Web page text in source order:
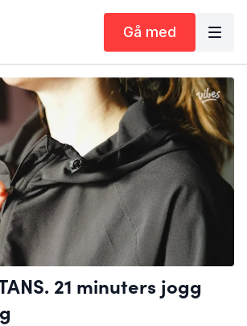
Gå med
21 minuters jogg